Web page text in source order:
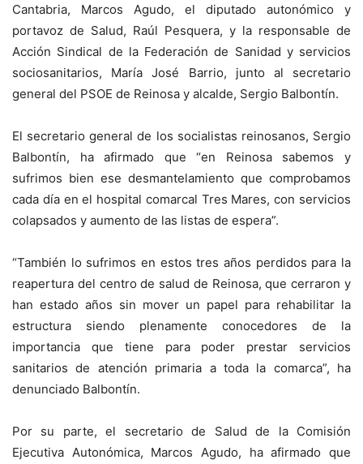
Cantabria, Marcos Agudo, el diputado autonómico y
portavoz de Salud, Raúl Pesquera, y la responsable de
Acción Sindical de la Federación de Sanidad y servicios
sociosanitarios, María José Barrio, junto al secretario
general del PSOE de Reinosa y alcalde, Sergio Balbontín.
El secretario general de los socialistas reinosanos, Sergio
Balbontín, ha afirmado que “en Reinosa sabemos y
sufrimos bien ese desmantelamiento que comprobamos
cada día en el hospital comarcal Tres Mares, con servicios
colapsados y aumento de las listas de espera”.
“También lo sufrimos en estos tres años perdidos para la
reapertura del centro de salud de Reinosa, que cerraron y
han estado años sin mover un papel para rehabilitar la
estructura siendo plenamente conocedores de la
importancia que tiene para poder prestar servicios
sanitarios de atención primaria a toda la comarca”, ha
denunciado Balbontín.
Por su parte, el secretario de Salud de la Comisión
Ejecutiva Autonómica, Marcos Agudo, ha afirmado que